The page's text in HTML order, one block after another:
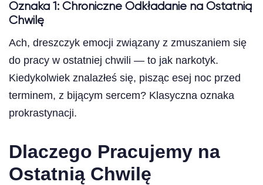
Oznaka 1: Chroniczne Odkładanie na Ostatnią
Chwilę
Ach, dreszczyk emocji związany z zmuszaniem się
do pracy w ostatniej chwili — to jak narkotyk.
Kiedykolwiek znalazłeś się, pisząc esej noc przed
terminem, z bijącym sercem? Klasyczna oznaka
prokrastynacji.
Dlaczego Pracujemy na
Ostatnią Chwilę